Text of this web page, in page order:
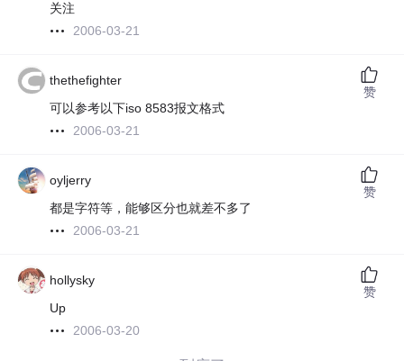
关注
2006-03-21
thethefighter
可以参考以下iso 8583报文格式
2006-03-21
赞
oyljerry
都是字符等，能够区分也就差不多了
2006-03-21
赞
hollysky
Up
2006-03-20
赞